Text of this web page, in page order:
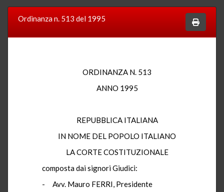
Ordinanza n. 513 del 1995
ORDINANZA N. 513
ANNO 1995
REPUBBLICA ITALIANA
IN NOME DEL POPOLO ITALIANO
LA CORTE COSTITUZIONALE
composta dai signori Giudici:
- Avv. Mauro FERRI, Presidente